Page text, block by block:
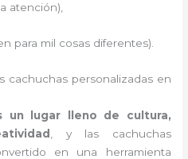
atención),
para mil cosas diferentes).
cachuchas personalizadas en
un lugar lleno de cultura,
, y las cachuchas
en una herramienta